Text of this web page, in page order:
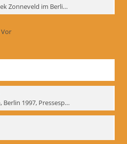
Vortrag von Loek Zonneveld im Berliner Ensemble am 04.10.1991 - Interne Signatur: BM-vid-49
Vor
Mann ist Mann, Berlin 1997, Pressespiegel - interne Signatur: BM-prt-262-24